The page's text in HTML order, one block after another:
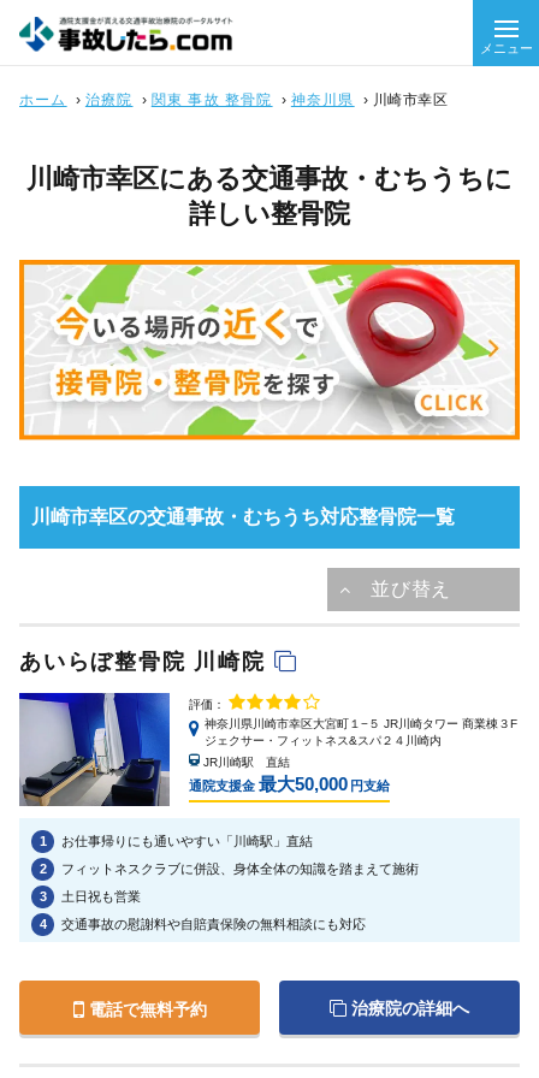
メニュー
ホーム › 治療院 › 関東 事故 整骨院 › 神奈川県 › 川崎市幸区
川崎市幸区にある交通事故・むちうちに
詳しい整骨院
川崎市幸区の交通事故・むちうち対応整骨院一覧
あいらぼ整骨院 川崎院
評価：
神奈川県川崎市幸区大宮町１−５ JR川崎タワー 商業棟３F
ジェクサー・フィットネス&スパ２４川崎内
JR川崎駅 直結
通院支援金 最大50,000 円支給
1
お仕事帰りにも通いやすい「川崎駅」直結
2
フィットネスクラブに併設、身体全体の知識を踏まえて施術
3
土日祝も営業
4
交通事故の慰謝料や自賠責保険の無料相談にも対応
電話で無料予約 治療院の詳細へ